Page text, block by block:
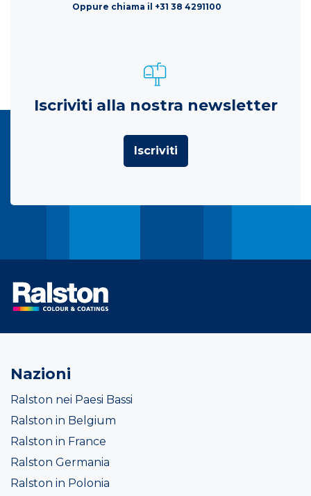
Oppure chiama il +31 38 4291100
Iscriviti alla nostra newsletter
Iscriviti
Nazioni
Ralston nei Paesi Bassi
Ralston in Belgium
Ralston in France
Ralston Germania
Ralston in Polonia